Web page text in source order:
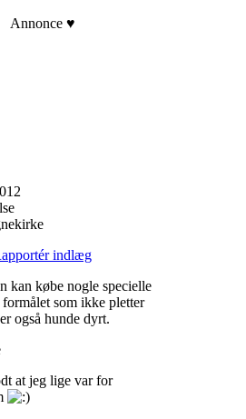
Annonce ♥
indlæg
kan købe nogle specielle
som ikke pletter
også hunde dyrt.
at jeg lige var for